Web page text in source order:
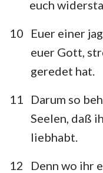
1 2 3
8
9
15
16
euch
10
Euer einer
euer Gott,
geredet hat.
11
Darum so
Seelen, daß
liebhabt.
12
Denn wo ihr